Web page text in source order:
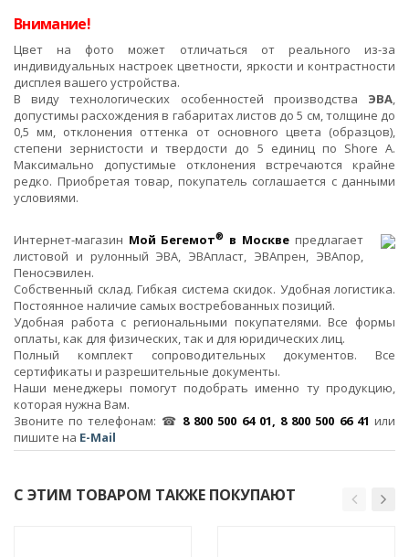
Внимание!
Цвет на фото может отличаться от реального из-за
индивидуальных настроек цветности, яркости и контрастности
дисплея вашего устройства.
В виду технологических особенностей производства ЭВА,
допустимы расхождения в габаритах листов до 5 см, толщине до
0,5 мм, отклонения оттенка от основного цвета (образцов),
степени зернистости и твердости до 5 единиц по Shore A.
Максимально допустимые отклонения встречаются крайне
редко. Приобретая товар, покупатель соглашается с данными
условиями.
Интернет-магазин Мой Бегемот® в Москвепредлагает
листовой и рулонный ЭВА, ЭВАпласт, ЭВАпрен, ЭВАпор,
Пеносэвилен.
Собственный склад. Гибкая система скидок. Удобная логистика.
Постоянное наличие самых востребованных позиций.
Удобная работа с региональными покупателями. Все формы
оплаты, как для физических, так и для юридических лиц.
Полный комплект сопроводительных документов. Все
сертификаты и разрешительные документы.
Наши менеджеры помогут подобрать именно ту продукцию,
которая нужна Вам.
Звоните по телефонам: ☎ 8 800 500 64 01, 8 800 500 66 41 или
пишите на E-Mail
С ЭТИМ ТОВАРОМ ТАКЖЕ ПОКУПАЮТ